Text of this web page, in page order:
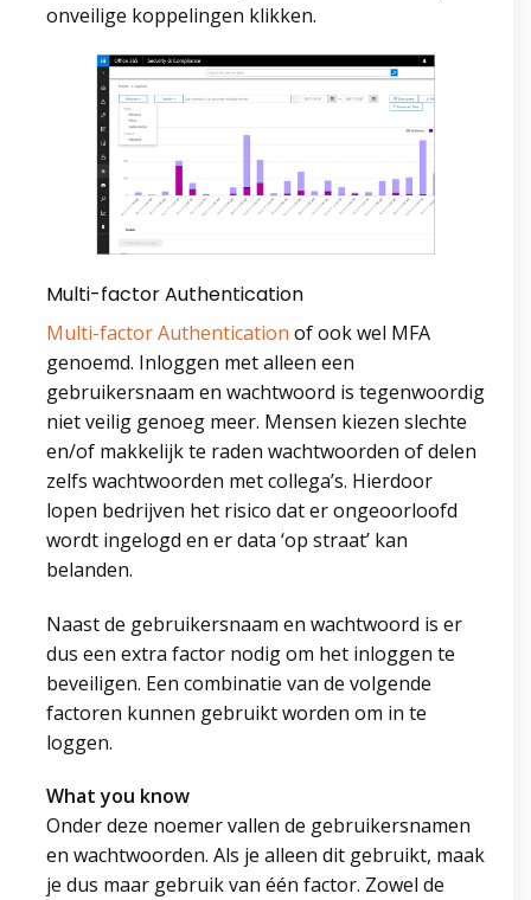
onveilige koppelingen klikken.
Multi-factor Authentication
Multi-factor Authentication of ook wel MFA
genoemd. Inloggen met alleen een
gebruikersnaam en wachtwoord is tegenwoordig
niet veilig genoeg meer. Mensen kiezen slechte
en/of makkelijk te raden wachtwoorden of delen
zelfs wachtwoorden met collega’s. Hierdoor
lopen bedrijven het risico dat er ongeoorloofd
wordt ingelogd en er data ‘op straat’ kan
belanden.
Naast de gebruikersnaam en wachtwoord is er
dus een extra factor nodig om het inloggen te
beveiligen. Een combinatie van de volgende
factoren kunnen gebruikt worden om in te
loggen.
What you know
Onder deze noemer vallen de gebruikersnamen
en wachtwoorden. Als je alleen dit gebruikt, maak
je dus maar gebruik van één factor. Zowel de